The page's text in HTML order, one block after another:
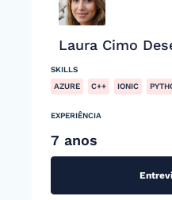
Laura Cimo
SKILLS
AZURE
C++ IONIC
EXPERIÊNCIA
7 anos